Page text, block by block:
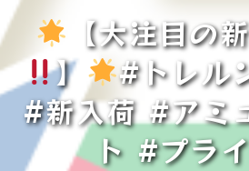
【大注目の
】
#トレル
#新入荷 #アミ
ト #プラ